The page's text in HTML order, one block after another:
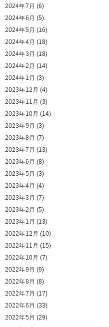
2024年7月 (6)
2024年6月 (5)
2024年5月 (16)
2024年4月 (18)
2024年3月 (18)
2024年2月 (14)
2024年1月 (3)
2023年12月 (4)
2023年11月 (3)
2023年10月 (14)
2023年9月 (3)
2023年8月 (7)
2023年7月 (13)
2023年6月 (8)
2023年5月 (3)
2023年4月 (4)
2023年3月 (7)
2023年2月 (5)
2023年1月 (13)
2022年12月 (10)
2022年11月 (15)
2022年10月 (7)
2022年9月 (9)
2022年8月 (8)
2022年7月 (17)
2022年6月 (33)
2022年5月 (29)